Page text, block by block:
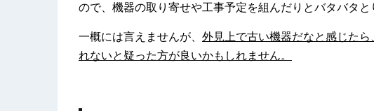
ので、機器の取り寄せや工事予定を組んだりとバタバタと
一概には言えませんが、 外見上で古い機器だなと感じた
れないと疑った方が良いかもしれません。